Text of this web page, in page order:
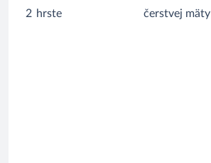
2 hrste čerstvej mäty